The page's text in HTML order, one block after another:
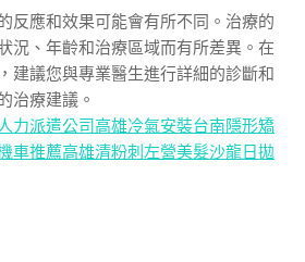
反應和效果可能會有所不同。治療的
況、年齡和治療區域而有所差異。在
建議您與專業醫生進行詳細的診斷和
治療建議。
力派遣公司高雄冷氣安裝台南隱形矯
車推薦高雄清粉刺 左營美髮沙龍日拋